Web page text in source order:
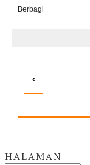
Berbagi
‹
HALAMAN